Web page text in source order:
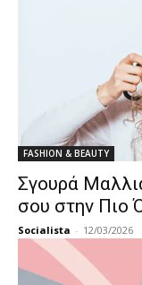
FASHION & BEAUTY
Σγουρά
σου στην Πιο
Socialista - 12/03/2026